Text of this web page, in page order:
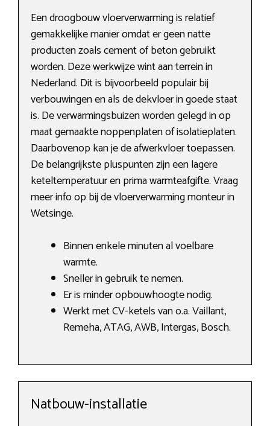
Een droogbouw vloerverwarming is relatief
gemakkelijke manier omdat er geen natte
producten zoals cement of beton gebruikt
worden. Deze werkwijze wint aan terrein in
Nederland. Dit is bijvoorbeeld populair bij
verbouwingen en als de dekvloer in goede staat
is. De verwarmingsbuizen worden gelegd in op
maat gemaakte noppenplaten of isolatieplaten.
Daarbovenop kan je de afwerkvloer toepassen.
De belangrijkste pluspunten zijn een lagere
keteltemperatuur en prima warmteafgifte. Vraag
meer info op bij de vloerverwarming monteur in
Wetsinge.
Binnen enkele minuten al voelbare
warmte.
Sneller in gebruik te nemen.
Er is minder opbouwhoogte nodig.
Werkt met CV-ketels van o.a. Vaillant,
Remeha, ATAG, AWB, Intergas, Bosch.
Natbouw-installatie